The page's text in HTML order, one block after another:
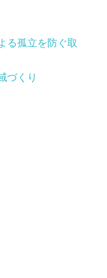
る孤立を防ぐ取
づくり